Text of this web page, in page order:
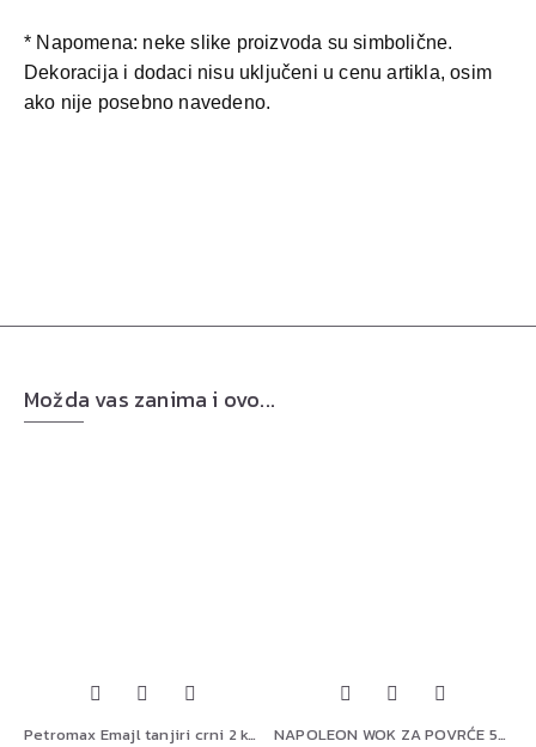
* Napomena: neke slike proizvoda su simbolične.
Dekoracija i dodaci nisu uključeni u cenu artikla, osim
ako nije posebno navedeno.
Možda vas zanima i ovo...
Petromax Emajl tanjiri crni 2 komada NAPOLEON WOK ZA POVRĆE 56027